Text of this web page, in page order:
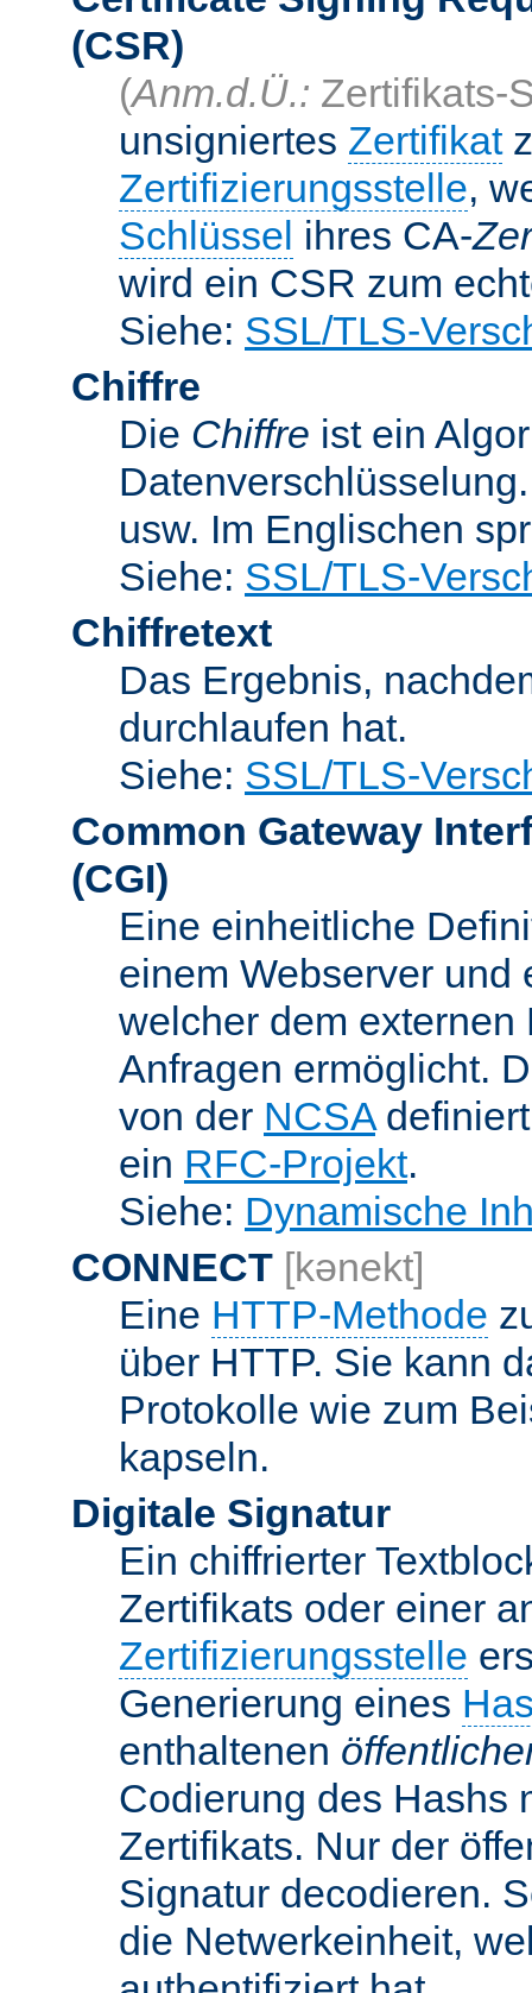
(CSR)
(Anm.d.Ü.: Zertifikats-
unsigniertes Zertifikat
Zertifizierungsstelle,
Schlüssel ihres CA-
wird ein CSR zum
Siehe: SSL/TLS-
Chiffre
Die Chiffre ist ein
usw. Im Englischen
Siehe: SSL/TLS-
Chiffretext
Das Ergebnis,
durchlaufen hat.
Siehe: SSL/TLS-
Common Gateway
(CGI)
Eine einheitliche
einem Webserver und
welcher dem
Anfragen ermöglicht.
von der NCSA
ein RFC-Projekt.
Siehe: Dynamische
CONNECT [kənekt]
Eine HTTP-Methode
über HTTP. Sie kann
Protokolle wie zum
kapseln.
Digitale Signatur
Ein chiffrierter
Zertifikats oder einer
Zertifizierungsstelle
Generierung eines
enthaltenen
Codierung des Hashs
Zertifikats. Nur der
Signatur decodieren.
die Netwerkeinheit,